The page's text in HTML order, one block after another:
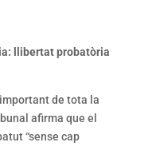
llibertat probatòria
de tota la
afirma que el
“sense cap